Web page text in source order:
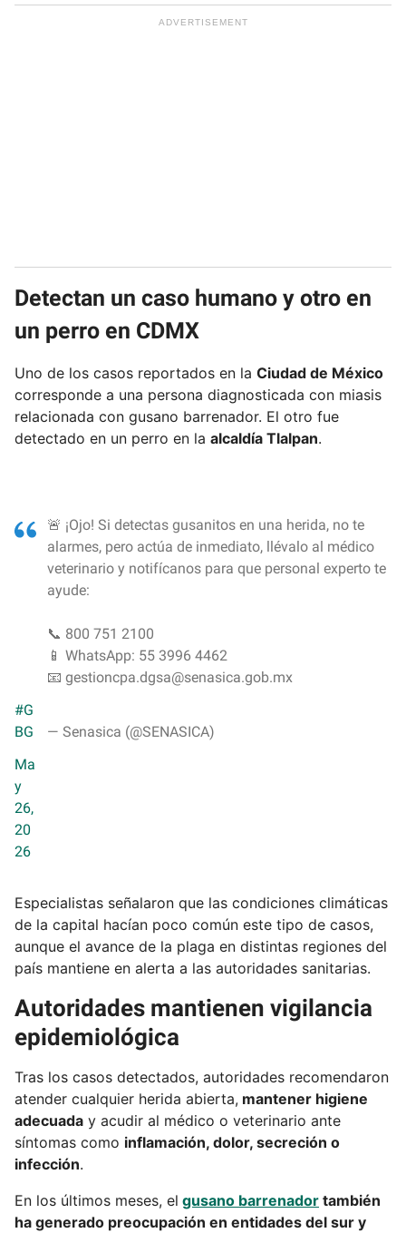
Detectan un caso humano y otro en
un perro en CDMX
Uno de los casos reportados en la Ciudad de México
corresponde a una persona diagnosticada con miasis
relacionada con gusano barrenador. El otro fue
detectado en un perro en la alcaldía Tlalpan.
🚨 ¡Ojo! Si detectas gusanitos en una herida, no te
alarmes, pero actúa de inmediato, llévalo al médico
veterinario y notifícanos para que personal experto te
ayude:
📞 800 751 2100
📱 WhatsApp: 55 3996 4462
📧 gestioncpa.dgsa@senasica.gob.mx
#G
BG
— Senasica (@SENASICA)
Ma
y
26,
20
26
Especialistas señalaron que las condiciones climáticas
de la capital hacían poco común este tipo de casos,
aunque el avance de la plaga en distintas regiones del
país mantiene en alerta a las autoridades sanitarias.
Autoridades mantienen vigilancia
epidemiológica
Tras los casos detectados, autoridades recomendaron
atender cualquier herida abierta, mantener higiene
adecuada y acudir al médico o veterinario ante
síntomas como inflamación, dolor, secreción o
infección.
En los últimos meses, el gusano barrenador también
ha generado preocupación en entidades del sur y